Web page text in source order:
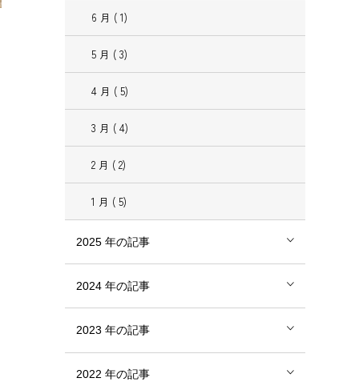
6 月 ( 1)
5 月 ( 3)
4 月 ( 5)
3 月 ( 4)
2 月 ( 2)
1 月 ( 5)
2025年の記事
2024年の記事
2023年の記事
2022年の記事